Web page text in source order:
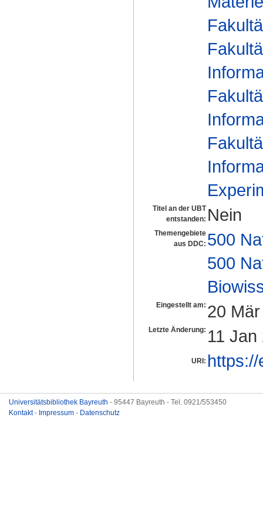
Titel an der UBT
entstanden: Nein
Themengebiete
aus DDC: 500
500
Eingestellt am: 20
Letzte Änderung: 11 Jan
URI:
Universitätsbibliothek Bayreuth - 95447 Bayreuth - Tel. 0921/553450
Kontakt- Impressum - Datenschutz